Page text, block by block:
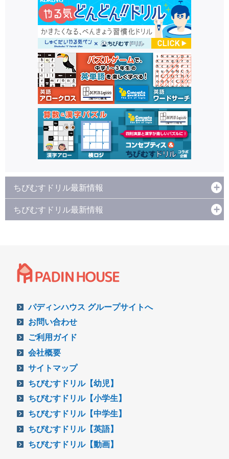
ちびむすドリル最新情報
ちびむすドリル最新情報
パディンハウス グループサイトへ
お問い合わせ
ご利用ガイド
会社概要
サイトマップ
ちびむすドリル【幼児】
ちびむすドリル【小学生】
ちびむすドリル【中学生】
ちびむすドリル【英語】
ちびむすドリル【動画】